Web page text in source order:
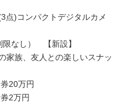
トデジタルカメ
限なし） 【新設】
家族、友人との楽しいスナッ
20万円
円